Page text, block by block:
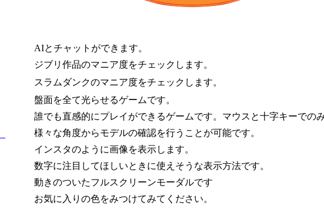
AIとチャットができます。
ジブリ作品のマニア度をチェックします。
スラムダンクのマニア度をチェックします。
盤面を全て光らせるゲームです。
誰でも直感的にプレイができるゲームです。マウスと十字キーでの
様々な角度からモデルの確認を行うことが可能です。
インスタのように画像を表示します。
数字に注目してほしいときに使えそうな表示方法です。
動きのついたフルスクリーンモーダルです
お気に入りの色をみつけてみてください。